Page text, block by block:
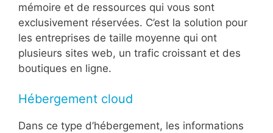
mémoire et de ressources qui vous sont
exclusivement réservées. C’est la solution pour
les entreprises de taille moyenne qui ont
plusieurs sites web, un trafic croissant et des
boutiques en ligne.
Hébergement cloud
Dans ce type d’hébergement, les informations